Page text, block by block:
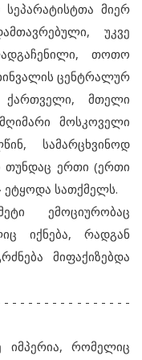
მიერ
უკვე
თოთო
ცენტრალურ
ქართველი, მთელი
მოსკოველი
სამარცხვინოდ
თუნდაც ერთი (ერთი
ეტყოდა სათქმელს.
ემოციურობაც
იქნება, რადგან
მიფაქიზებდა
- - - - - - - - - - - - - -
იმპერია, რომელიც